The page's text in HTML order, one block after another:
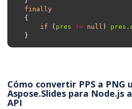
finally
if ( pres != null ) pres .
Cómo convertir PPS a PNG
Aspose.Slides para Node.js
API